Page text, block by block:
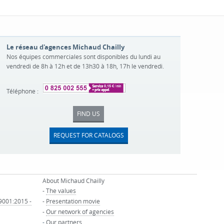
Le réseau d'agences Michaud Chailly
Nos équipes commerciales sont disponibles du lundi au
vendredi de 8h à 12h et de 13h30 à 18h, 17h le vendredi.
Téléphone :
FIND US
REQUEST FOR CATALOGS
-
About Michaud Chailly
-The values
- Presentation movie
-Our network of agencies
-Our partners